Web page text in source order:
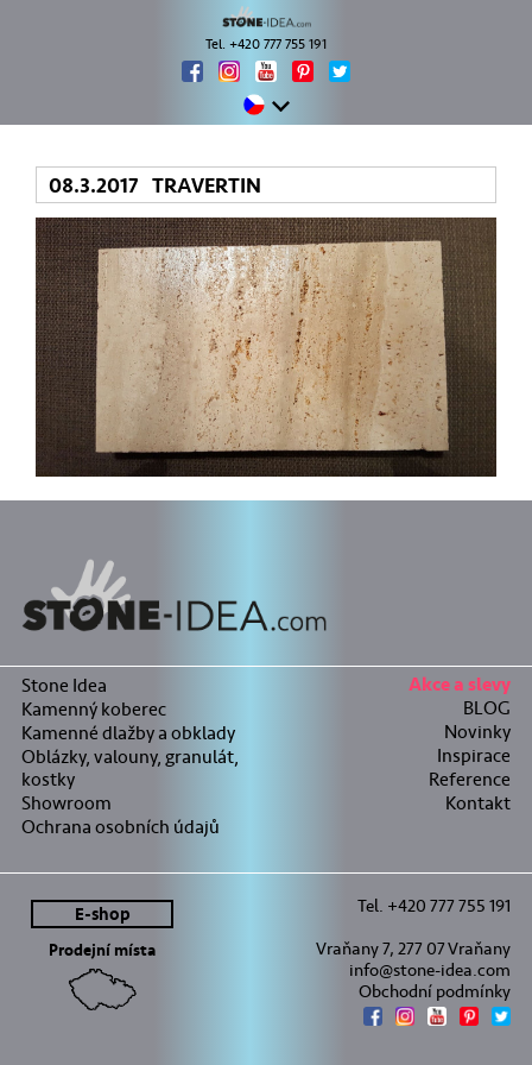
Tel. +420 777 755 191
08.3.2017 TRAVERTIN
Stone Idea
Kamenný koberec
Kamenné dlažby a obklady
Oblázky, valouny, granulát,
kostky
Showroom
Ochrana osobních údajů
Akce a slevy
BLOG
Novinky
Inspirace
Reference
Kontakt
E-shop
Prodejní místa
Tel. +420 777 755 191
Vraňany 7, 277 07 Vraňany
info@stone-idea.com
Obchodní podmínky